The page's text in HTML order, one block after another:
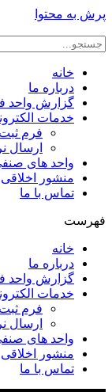
پرش به محتوا
خانه
درباره ما
گزارش واحد
خدمات
فرم
ارسال
واحد های
منشور اخلاقی
تماس با ما
فهرست
خانه
درباره ما
گزارش واحد
خدمات
فرم
ارسال
واحد های
منشور اخلاقی
تماس با ما